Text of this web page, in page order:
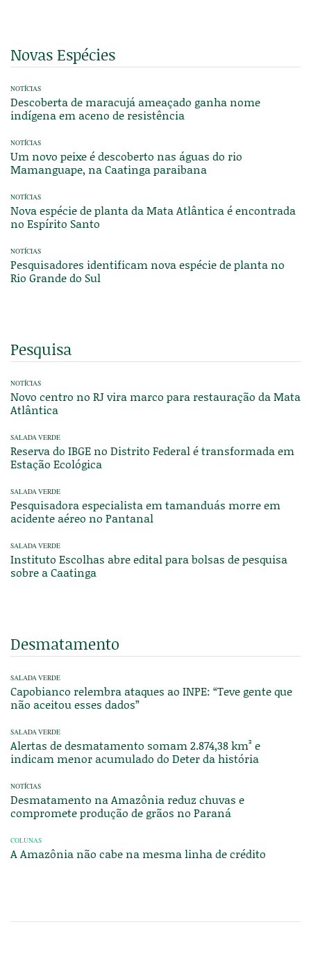
Novas Espécies
NOTÍCIAS
Descoberta de maracujá ameaçado ganha nome
indígena em aceno de resistência
NOTÍCIAS
Um novo peixe é descoberto nas águas do rio
Mamanguape, na Caatinga paraibana
NOTÍCIAS
Nova espécie de planta da Mata Atlântica é encontrada
no Espírito Santo
NOTÍCIAS
Pesquisadores identificam nova espécie de planta no
Rio Grande do Sul
Pesquisa
NOTÍCIAS
Novo centro no RJ vira marco para restauração da Mata
Atlântica
SALADA VERDE
Reserva do IBGE no Distrito Federal é transformada em
Estação Ecológica
SALADA VERDE
Pesquisadora especialista em tamanduás morre em
acidente aéreo no Pantanal
SALADA VERDE
Instituto Escolhas abre edital para bolsas de pesquisa
sobre a Caatinga
Desmatamento
SALADA VERDE
Capobianco relembra ataques ao INPE: “Teve gente que
não aceitou esses dados”
SALADA VERDE
Alertas de desmatamento somam 2.874,38 km² e
indicam menor acumulado do Deter da história
NOTÍCIAS
Desmatamento na Amazônia reduz chuvas e
compromete produção de grãos no Paraná
COLUNAS
A Amazônia não cabe na mesma linha de crédito